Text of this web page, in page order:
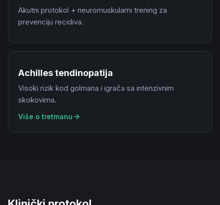
Akutni protokol + neuromuskularni trening za
prevenciju recidiva.
Achilles tendinopatija
Visoki rizik kod golmana i igrača sa intenzivnim
skokovima.
Više o tretmanu